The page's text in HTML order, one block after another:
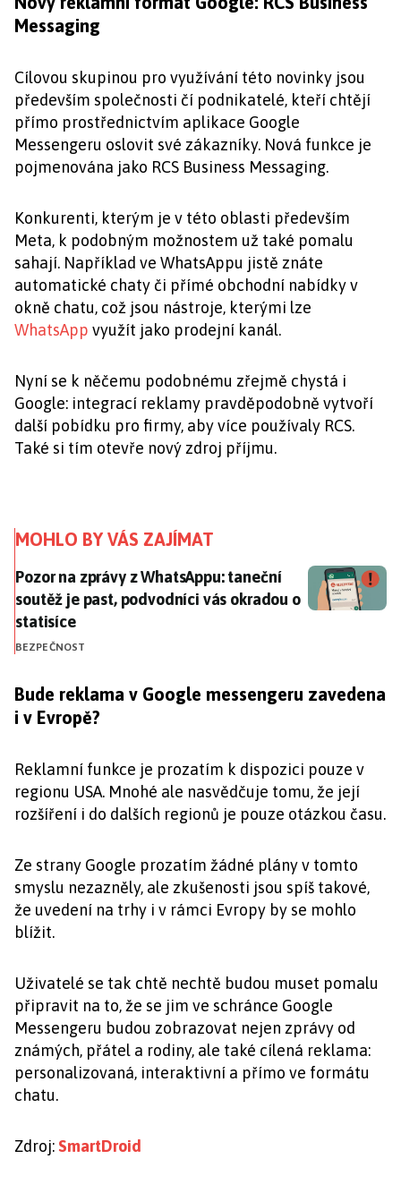
Messaging
Cílovou skupinou pro využívání této novinky jsou
především společnosti čí podnikatelé, kteří chtějí
přímo prostřednictvím aplikace Google
Messengeru oslovit své zákazníky. Nová funkce je
pojmenována jako RCS Business Messaging.
Konkurenti, kterým je v této oblasti především
Meta, k podobným možnostem už také pomalu
sahají. Například ve WhatsAppu jistě znáte
automatické chaty či přímé obchodní nabídky v
okně chatu, což jsou nástroje, kterými lze
WhatsApp využít jako prodejní kanál.
Nyní se k něčemu podobnému zřejmě chystá i
Google: integrací reklamy pravděpodobně vytvoří
další pobídku pro firmy, aby více používaly RCS.
Také si tím otevře nový zdroj příjmu.
MOHLO BY VÁS ZAJÍMAT
Pozor na zprávy z WhatsAppu: taneční soutěž je
Pozor na zprávy z WhatsAppu: taneční
soutěž je past, podvodníci vás okradou o
statisíce
BEZPEČNOST
Bude reklama v Google messengeru zavedena
i v Evropě?
Reklamní funkce je prozatím k dispozici pouze v
regionu USA. Mnohé ale nasvědčuje tomu, že její
rozšíření i do dalších regionů je pouze otázkou času.
Ze strany Google prozatím žádné plány v tomto
smyslu nezazněly, ale zkušenosti jsou spíš takové,
že uvedení na trhy i v rámci Evropy by se mohlo
blížit.
Uživatelé se tak chtě nechtě budou muset pomalu
připravit na to, že se jim ve schránce Google
Messengeru budou zobrazovat nejen zprávy od
známých, přátel a rodiny, ale také cílená reklama:
personalizovaná, interaktivní a přímo ve formátu
chatu.
Zdroj: SmartDroid